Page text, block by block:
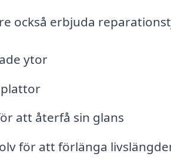
också erbjuda
ytor
plattor
att återfå sin glans
för att förlänga